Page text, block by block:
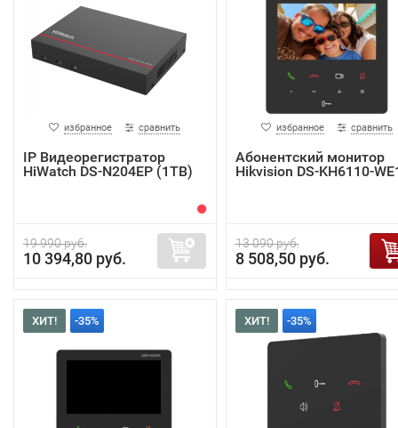
избранное сравнить
IP Видеорегистратор
HiWatch DS-N204EP (1TB)
19 990 руб.
10 394,80 руб.
избранное сравнить
Абонентский монитор
Hikvision DS-KH6110-
13 090 руб.
8 508,50 руб.
ХИТ! -35% ХИТ! -35%